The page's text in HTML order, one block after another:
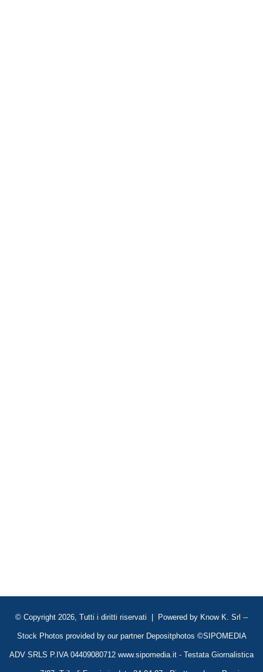
© Copyright 2026, Tutti i diritti riservati | Powered by Know K. Srl --
Stock Photos provided by our partner Depositphotos ©SIPOMEDIA
ADV SRLS P.IVA 04409080712 www.sipomedia.it - Testata Giornalistica